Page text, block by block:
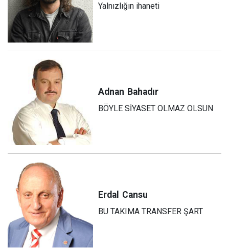
Yalnızlığın ihaneti
Adnan Bahadır
BÖYLE SİYASET OLMAZ OLSUN
Erdal Cansu
BU TAKIMA TRANSFER ŞART